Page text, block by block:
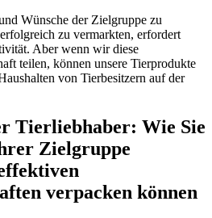
Wünsche‍ der Zielgruppe zu
zu vermarkten, erfordert
Aber wenn wir diese
teilen, können unsere Tierprodukte
von ‍Tierbesitzern​ auf der
Tierliebhaber:‍ Wie ⁤Sie
Zielgruppe
verpacken können